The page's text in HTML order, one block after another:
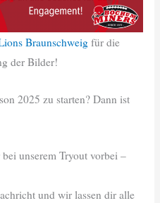
Braunschweig für die
der Bilder!
2025 zu starten? Dann ist
unserem Tryout vorbei –
und wir lassen dir alle